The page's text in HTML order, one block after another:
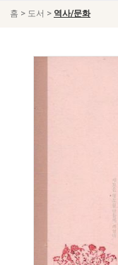
홈 > 도서 > 역사/문화